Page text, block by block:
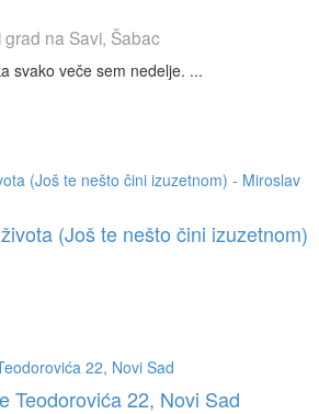
grad na Savi, Šabac
svako veče sem nedelje. ...
(Još te nešto čini izuzetnom)
Teodorovića 22, Novi Sad